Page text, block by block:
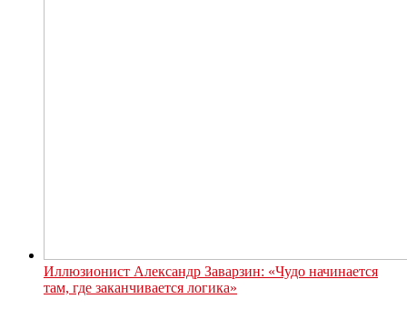
Иллюзионист Александр Заварзин: «Чудо начинается
там, где заканчивается логика»